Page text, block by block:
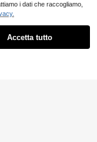
i dati che raccogliamo,
Accetta tutto